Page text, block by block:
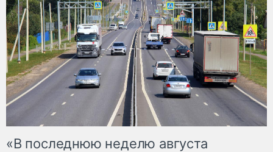
«В последнюю неделю августа